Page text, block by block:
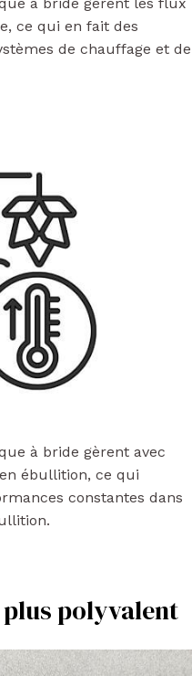
ce qui en fait des
de chauffage et de
à bride gèrent avec
ébullition, ce qui
constantes dans
polyvalent